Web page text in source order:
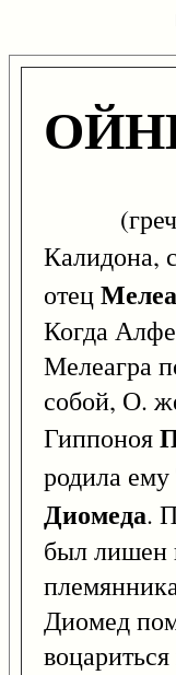
(греч.)
Калидона,
отец
Когда
Мелеагра
собой, О.
Гиппоноя
родила ему
Диомеда.
был лишен
Диомед